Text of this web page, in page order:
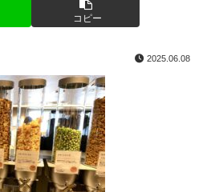
コピー
2025.06.08